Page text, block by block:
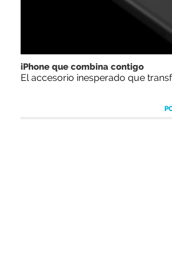
iPhone que combina contigo
El accesorio inesperado que